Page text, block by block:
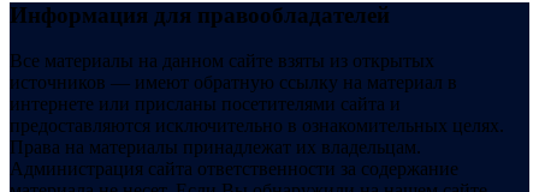
Информация для правообладателей
Все материалы на данном сайте взяты из открытых
источников — имеют обратную ссылку на материал в
интернете или присланы посетителями сайта и
предоставляются исключительно в ознакомительных целях.
Права на материалы принадлежат их владельцам.
Администрация сайта ответственности за содержание